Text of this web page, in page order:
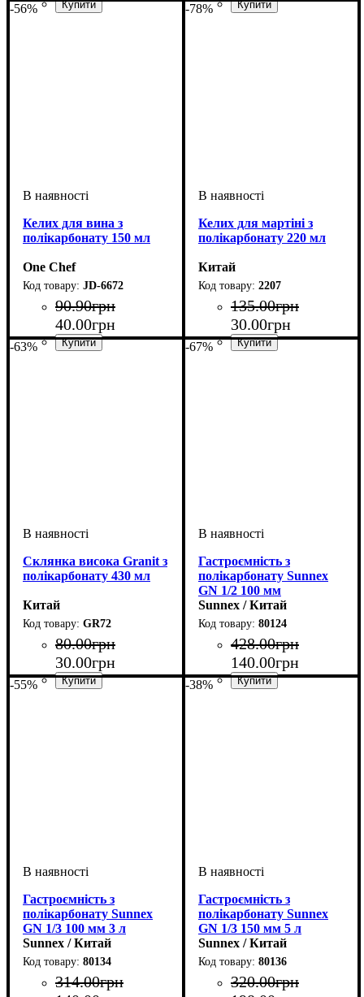
-56%
Келих для вина з
полікарбонату 150 мл
One Chef
JD-6672
90.90грн
40.00грн
-78%
Келих для мартіні з
полікарбонату 220 мл
Китай
2207
135.00грн
30.00грн
-63%
Склянка висока Granit з
полікарбонату 430 мл
Китай
GR72
80.00грн
30.00грн
-67%
Гастроємність з
полікарбонату Sunnex
GN 1/2 100 мм
Sunnex / Китай
80124
428.00грн
140.00грн
-55%
Гастроємність з
полікарбонату Sunnex
GN 1/3 100 мм 3 л
Sunnex / Китай
80134
314.00грн
-38%
Гастроємність з
полікарбонату Sunnex
GN 1/3 150 мм 5 л
Sunnex / Китай
80136
320.00грн